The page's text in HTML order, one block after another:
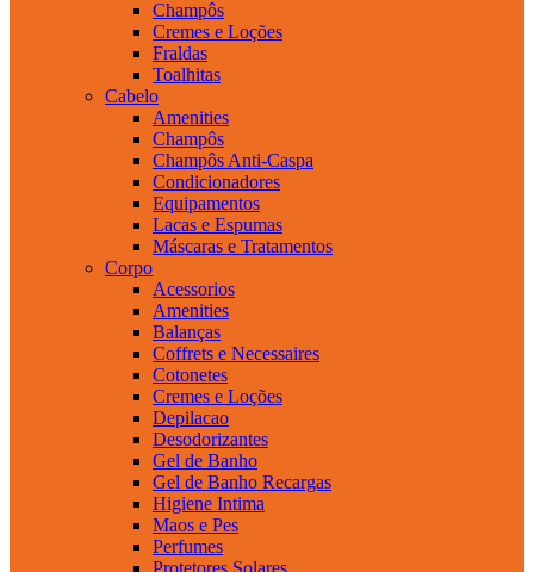
Champôs
Cremes e Loções
Fraldas
Toalhitas
Cabelo
Amenities
Champôs
Champôs Anti-Caspa
Condicionadores
Equipamentos
Lacas e Espumas
Máscaras e Tratamentos
Corpo
Acessorios
Amenities
Balanças
Coffrets e Necessaires
Cotonetes
Cremes e Loções
Depilacao
Desodorizantes
Gel de Banho
Gel de Banho Recargas
Higiene Intima
Maos e Pes
Perfumes
Protetores Solares